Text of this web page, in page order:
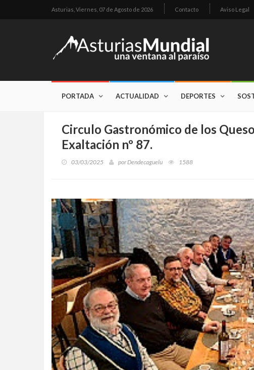
Asturias, Viernes, 07 de Agosto de 2026 Contacto Aviso Legal
PORTADA ACTUALIDAD DEPORTES
Circulo Gastronómico de los
Exaltación nº 87.
03/03/2025 porDendecaguelu 1588